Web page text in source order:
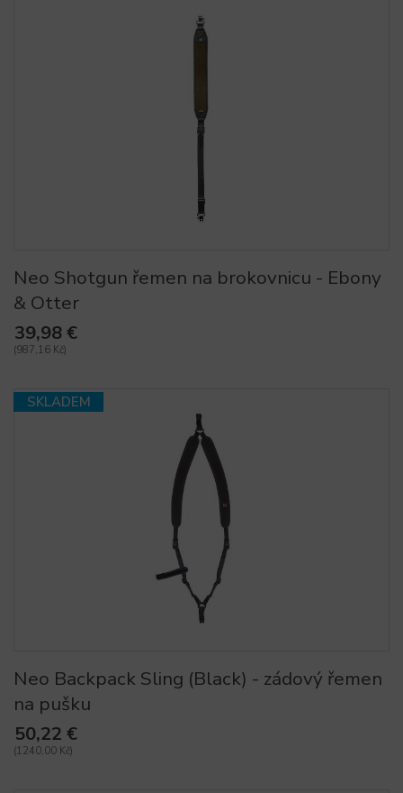
Neo Shotgun řemen na brokovnicu - Ebony
& Otter
39,98 €
(987,16 Kč)
SKLADEM
Neo Backpack Sling (Black) - zádový řemen
na pušku
50,22 €
(1240,00 Kč)